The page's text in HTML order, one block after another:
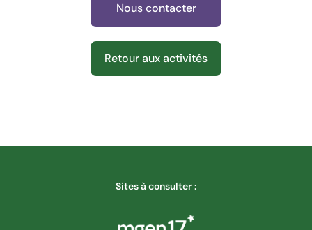
Nous contacter
Retour aux activités
Sites à consulter :